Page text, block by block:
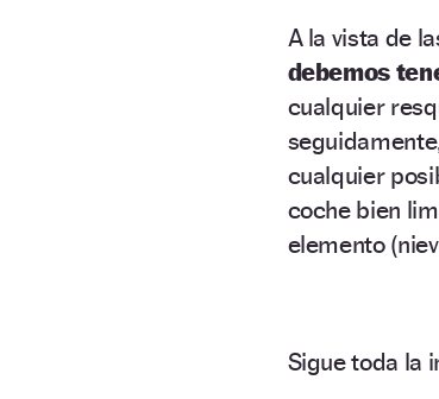
A la vista de
debemos
cualquier
cualquier
coche bien
elemento
Sigue toda la